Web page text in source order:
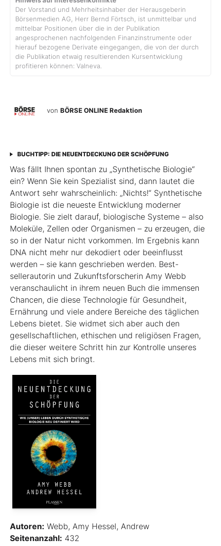
Der Vorstand und Mehrheitsinhaber der Herausgeberin
Börsenmedien AG, Herr Bernd Förtsch, ist unmittelbar und
mittelbar Positionen über die in der Publikation
angesprochenen nachfolgenden Finanzinstrumente oder
hierauf bezogene Derivate eingegangen, die von der durch
die Publikation etwaig resultierenden Kursentwicklung
profitieren können: Valneva.
von BÖRSE ONLINE Redaktion
BUCHTIPP: DIE NEUENTDECKUNG DER SCHÖPFUNG
Was fällt Ihnen spontan zu „Synthetische Biologie“
ein? Wenn Sie kein Spezia­list sind, dann lautet die
Antwort sehr wahrscheinlich: „Nichts!“ Synthetische
Biologie ist die neueste Entwicklung moderner
Biologie. Sie zielt darauf, biologische Systeme – also
Moleküle, Zellen oder Organismen – zu erzeugen, die
so in der Natur nicht vorkommen. Im Ergebnis kann
DNA nicht mehr nur dekodiert oder beeinflusst
werden – sie kann geschrieben werden. Best­
sellerautorin und Zukunftsforscherin Amy Webb
veranschaulicht in ihrem neuen Buch die immensen
Chancen, die diese Technologie für Gesundheit,
Ernährung und viele andere Bereiche des täglichen
Lebens bietet. Sie widmet sich aber auch den
gesellschaftlichen, ethischen und religiösen Fragen,
die dieser weitere Schritt hin zur Kontrolle unseres
Lebens mit sich bringt.
Autoren: Webb, Amy Hessel, Andrew
Seitenanzahl: 432